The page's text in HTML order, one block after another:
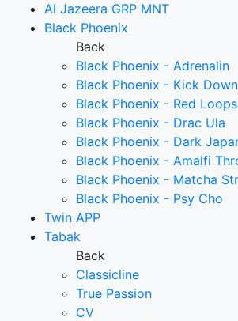
Al Jazeera GRP MNT
Black Phoenix
Back
Black Phoenix - Adrenalin
Black Phoenix - Kick Down
Black Phoenix - Red Loops
Black Phoenix - Drac Ula
Black Phoenix - Dark
Black Phoenix - Amalfi
Black Phoenix - Matcha
Black Phoenix - Psy Cho
Twin APP
Tabak
Back
Classicline
True Passion
CV